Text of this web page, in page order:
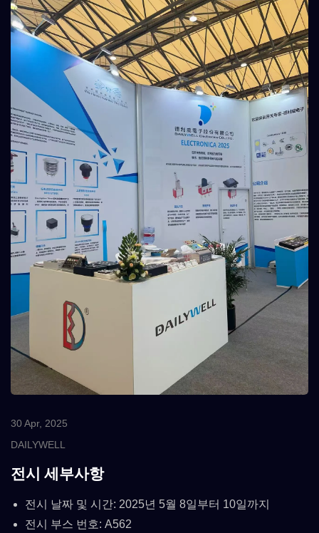
30 Apr, 2025
DAILYWELL
전시 세부사항
전시 날짜 및 시간: 2025년 5월 8일부터 10일까지
전시 부스 번호: A562